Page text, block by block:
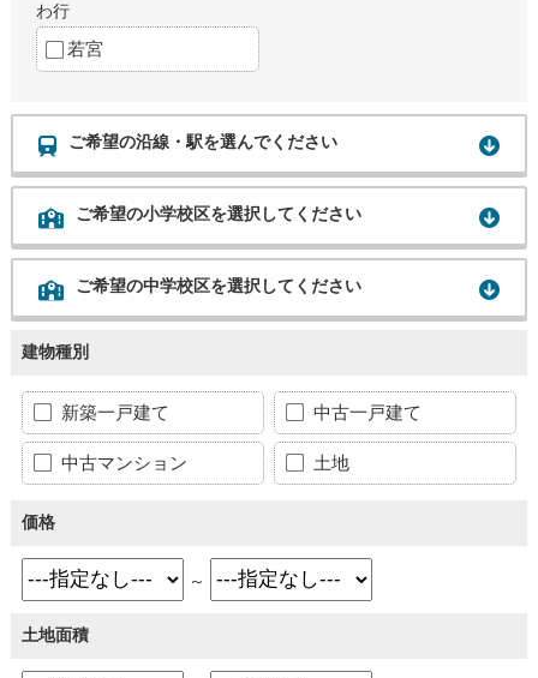
わ行
若宮
ご希望の沿線・駅を選んでください
ご希望の小学校区を選択してください
ご希望の中学校区を選択してください
建物種別
新築一戸建て 中古一戸建て
中古マンション 土地
価格
～
土地面積